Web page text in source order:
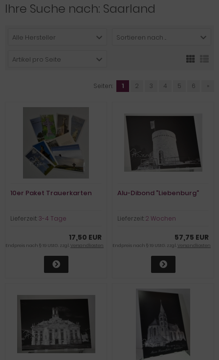
Ihre Suche nach: Saarland
Alle Hersteller Sortieren nach ...
Artikel pro Seite
Seiten: 1 2 3 4 5 6 »
10er Paket Trauerkarten
Lieferzeit:3-4 Tage
17,50 EUR
Endpreis nach § 19 UStG. zzgl.Versandkosten
Alu-Dibond "Liebenburg"
Lieferzeit:2 Wochen
57,75 EUR
Endpreis nach § 19 UStG. zzgl.Versandkosten